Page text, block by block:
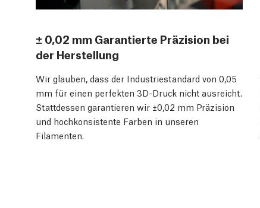
± 0,02 mm Garantierte Präzision bei
der Herstellung
Wir glauben, dass der Industriestandard von 0,05
mm für einen perfekten 3D-Druck nicht ausreicht.
Stattdessen garantieren wir ±0,02 mm Präzision
und hochkonsistente Farben in unseren
Filamenten.